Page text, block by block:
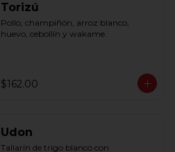
Torizú
Pollo, champiñón, arroz blanco,
huevo, cebollín y wakame.
$162.00
Udon
Tallarín de trigo blanco con